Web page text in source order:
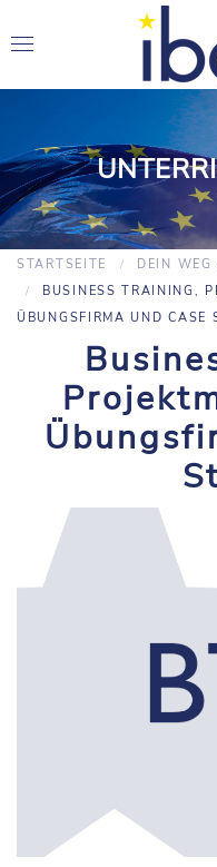
STARTSEITE DEIN WEG
BUSINESS TRAINING,
ÜBUNGSFIRMA UND CASE